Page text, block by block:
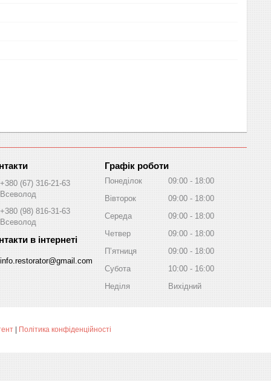
+380 (67) 316-21-63
Всеволод
+380 (98) 816-31-63
Всеволод
info.restorator@gmail.com
Графік роботи
Понеділок 09:00
18:00
Вівторок
09:00
18:00
Середа
09:00
18:00
Четвер
09:00
18:00
Пʼятниця
09:00
18:00
Субота
10:00
16:00
Неділя
Вихідний
Політика конфіденційності